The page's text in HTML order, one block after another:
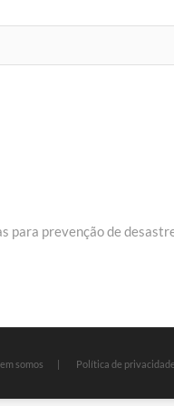
para prevenção de
somos Política de